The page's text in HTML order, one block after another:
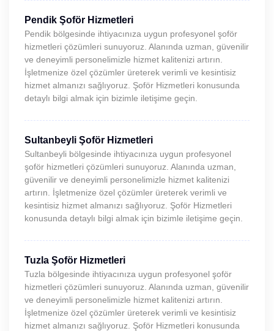
Pendik Şoför Hizmetleri
Pendik bölgesinde ihtiyacınıza uygun profesyonel şoför
hizmetleri çözümleri sunuyoruz. Alanında uzman, güvenilir
ve deneyimli personelimizle hizmet kalitenizi artırın.
İşletmenize özel çözümler üreterek verimli ve kesintisiz
hizmet almanızı sağlıyoruz. Şoför Hizmetleri konusunda
detaylı bilgi almak için bizimle iletişime geçin.
Sultanbeyli Şoför Hizmetleri
Sultanbeyli bölgesinde ihtiyacınıza uygun profesyonel
şoför hizmetleri çözümleri sunuyoruz. Alanında uzman,
güvenilir ve deneyimli personelimizle hizmet kalitenizi
artırın. İşletmenize özel çözümler üreterek verimli ve
kesintisiz hizmet almanızı sağlıyoruz. Şoför Hizmetleri
konusunda detaylı bilgi almak için bizimle iletişime geçin.
Tuzla Şoför Hizmetleri
Tuzla bölgesinde ihtiyacınıza uygun profesyonel şoför
hizmetleri çözümleri sunuyoruz. Alanında uzman, güvenilir
ve deneyimli personelimizle hizmet kalitenizi artırın.
İşletmenize özel çözümler üreterek verimli ve kesintisiz
hizmet almanızı sağlıyoruz. Şoför Hizmetleri konusunda